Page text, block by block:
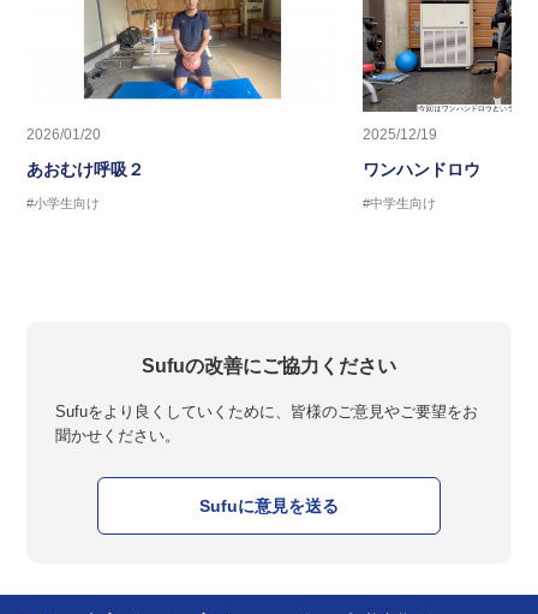
2026/01/20
あおむけ呼吸２
#小学生向け
2025/12/19
ワンハンドロウ
#中学生向け
Sufuの改善にご協力ください
Sufuをより良くしていくために、皆様のご意見やご要望をお
聞かせください。
Sufuに意見を送る